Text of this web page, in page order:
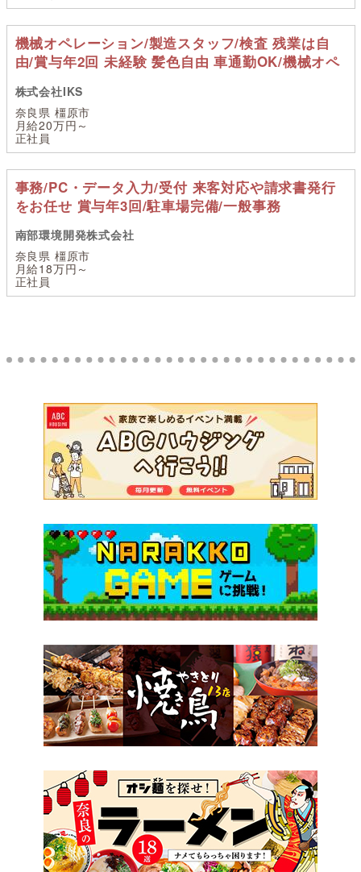
機械オペレーション/製造スタッフ/検査 残業は自
由/賞与年2回 未経験 髪色自由 車通勤OK/機械オペ
株式会社IKS
奈良県 橿原市
月給20万円～
正社員
事務/PC・データ入力/受付 来客対応や請求書発行
をお任せ 賞与年3回/駐車場完備/一般事務
南部環境開発株式会社
奈良県 橿原市
月給18万円～
正社員